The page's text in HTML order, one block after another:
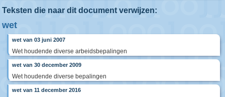
Teksten die naar dit document verwijzen:
wet
wet van 03 juni 2007
Wet houdende diverse arbeidsbepalingen
wet van 30 december 2009
Wet houdende diverse bepalingen
wet van 11 december 2016